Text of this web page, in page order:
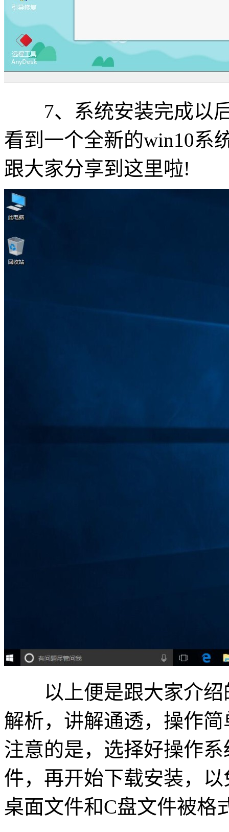
7、系统安装完成以后
看到一个全新的win10系
跟大家分享到这里啦!
以上便是跟大家介绍
解析，讲解通透，操作
注意的是，选择好操作
件，再开始下载安装，
桌面文件和C盘文件被格